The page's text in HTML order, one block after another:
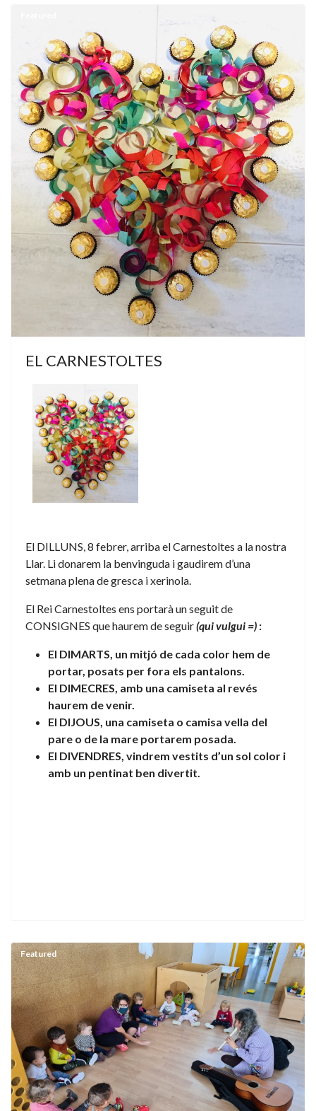
EL CARNESTOLTES
El DILLUNS, 8 febrer, arriba el Carnestoltes a la nostra
Llar. Li donarem la benvinguda i gaudirem d’una
setmana plena de gresca i xerinola.
El Rei Carnestoltes ens portarà un seguit de
CONSIGNES que haurem de seguir(qui vulgui =) :
El DIMARTS, un mitjó de cada color hem de
portar, posats per fora els pantalons.
El DIMECRES, amb una camiseta al revés
haurem de venir.
El DIJOUS, una camiseta o camisa vella del
pare o de la mare portarem posada.
El DIVENDRES, vindrem vestits d’un sol color i
amb un pentinat ben divertit.
Featured